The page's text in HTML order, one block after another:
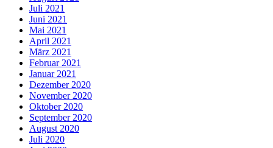
Juli 2021
Juni 2021
Mai 2021
April 2021
März 2021
Februar 2021
Januar 2021
Dezember 2020
November 2020
Oktober 2020
September 2020
August 2020
Juli 2020